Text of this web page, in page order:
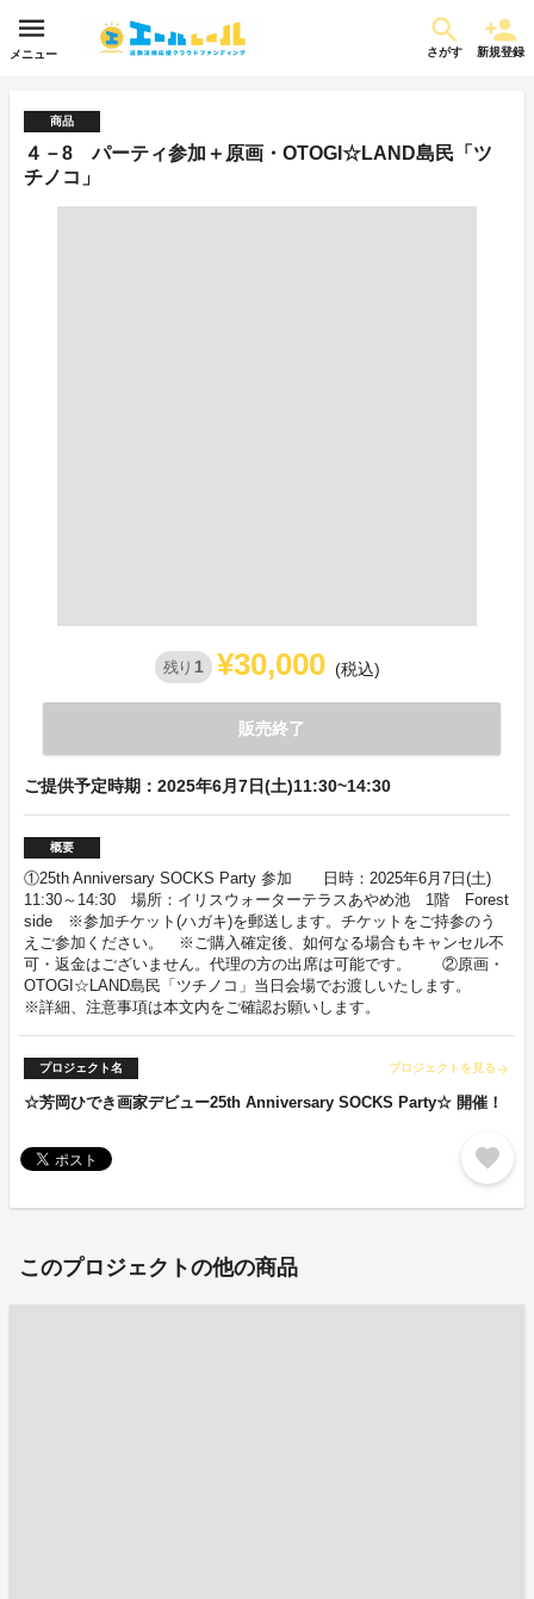
メニュー さがす 新規登録
商品
４－8 パーティ参加＋原画・OTOGI☆LAND島民「ツ
チノコ」
残り 1 ¥30,000 (税込)
販売終了
ご提供予定時期：2025年6月7日(土)11:30~14:30
概要
①25th Anniversary SOCKS Party 参加 日時：2025年6月7日(土)
11:30～14:30 場所：イリスウォーターテラスあやめ池 1階 Forest
side ※参加チケット(ハガキ)を郵送します。チケットをご持参のう
えご参加ください。 ※ご購入確定後、如何なる場合もキャンセル不
可・返金はございません。代理の方の出席は可能です。 ②原画・
OTOGI☆LAND島民「ツチノコ」当日会場でお渡しいたします。
※詳細、注意事項は本文内をご確認お願いします。
プロジェクト名 プロジェクトを見る arrow_forward
☆芳岡ひでき画家デビュー25th Anniversary SOCKS Party☆ 開催！
favorite
このプロジェクトの他の商品